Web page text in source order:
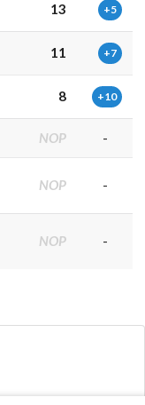
13 +5
11 +7
8 +10
NOP -
NOP -
NOP -